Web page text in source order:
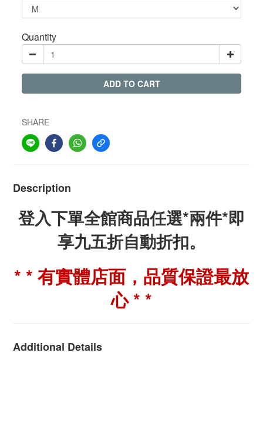
Quantity
ADD TO CART
SHARE
Description
登入下單全館商品任選*兩件*即
享九五折自動折扣。
* * 有實體店面，品質保證最放
心 * *
Additional Details